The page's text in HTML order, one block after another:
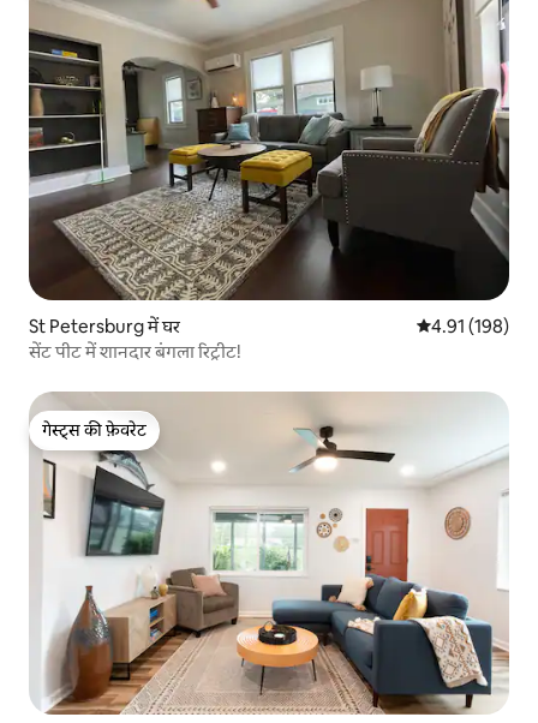
St Petersburg में घर औसत रेटिंग 5 में से
4.91 (198)
सेंट पीट में शानदार बंगला रिट्रीट!
गेस्ट्स की फ़ेवरेट
गेस्ट्स की फ़ेवरेट